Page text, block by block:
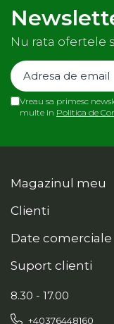
Nu rata ofertele
Vreau sa primesc
multe in Politica de
Magazinul meu
Clienti
Date comerciale
Suport clienti
8.30 - 17.00
+40376448160